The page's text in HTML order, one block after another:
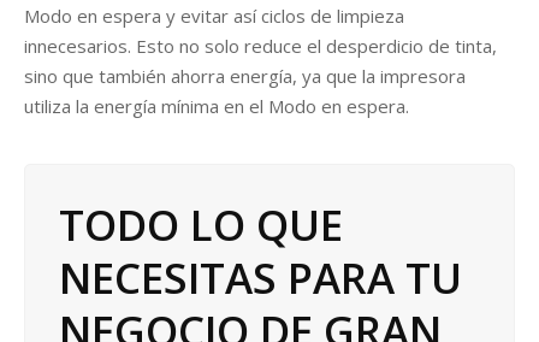
Modo en espera y evitar así ciclos de limpieza
innecesarios. Esto no solo reduce el desperdicio de tinta,
sino que también ahorra energía, ya que la impresora
utiliza la energía mínima en el Modo en espera.
TODO LO QUE
NECESITAS PARA TU
NEGOCIO DE GRAN